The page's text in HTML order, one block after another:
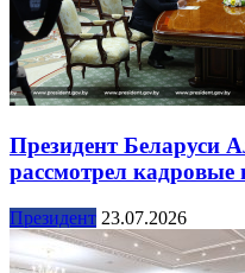
Президент Беларуси
рассмотрел кадровые
Президент 23.07.2026